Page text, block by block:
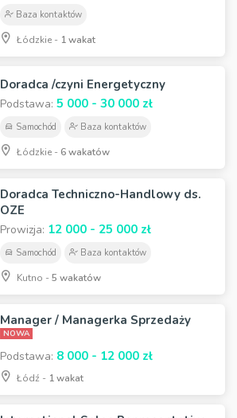
Baza kontaktów
Łódzkie - 1 wakat
Doradca /czyni Energetyczny
Podstawa: 5 000 - 30 000 zł
Samochód Baza kontaktów
Łódzkie - 6 wakatów
Doradca Techniczno-Handlowy ds.
OZE
Prowizja: 12 000 - 25 000 zł
Samochód Baza kontaktów
Kutno -5 wakatów
Manager / Managerka Sprzedaży
NOWA
Podstawa: 8 000 - 12 000 zł
Łódź - 1 wakat